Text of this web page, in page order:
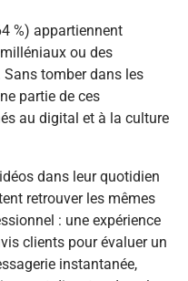
%) appartiennent
ou des
tomber dans les
partie de ces
au digital et à la culture
dans leur quotidien
retrouver les mêmes
: une expérience
clients pour évaluer un
instantanée,